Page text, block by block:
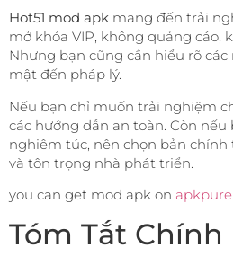
Hot51 mod apk mang đến trải
mở khóa VIP, không quảng cáo,
Nhưng bạn cũng cần hiểu rõ
mật đến pháp lý.
Nếu bạn chỉ muốn trải nghiệm
các hướng dẫn an toàn. Còn
nghiêm túc, nên chọn bản chính
và tôn trọng nhà phát triển.
you can get mod apk on apkpure
Tóm Tắt Chính